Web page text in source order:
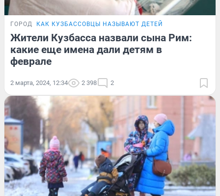
ГОРОД КАК КУЗБАССОВЦЫ НАЗЫВАЮТ ДЕТЕЙ
Жители Кузбасса назвали сына Рим:
какие еще имена дали детям в
феврале
2 марта, 2024, 12:34 2 398 2